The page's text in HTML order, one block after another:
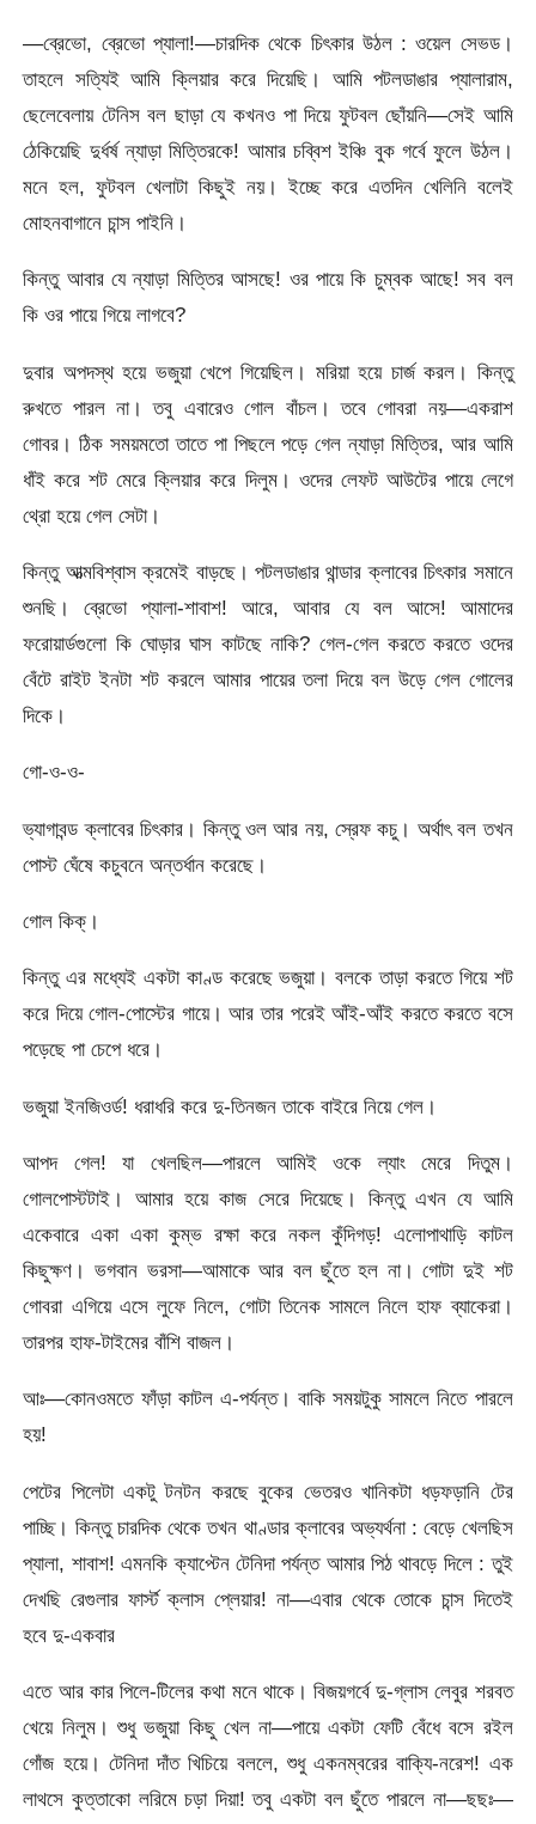
—ব্রেভো, ব্রেভো প্যালা!—চারদিক থেকে চিৎকার উঠল : ওয়েল সেভড।
তাহলে সত্যিই আমি ক্লিয়ার করে দিয়েছি। আমি পটলডাঙার প্যালারাম,
ছেলেবেলায় টেনিস বল ছাড়া যে কখনও পা দিয়ে ফুটবল ছোঁয়নি—সেই আমি
ঠেকিয়েছি দুর্ধর্ষ ন্যাড়া মিত্তিরকে! আমার চব্বিশ ইঞ্চি বুক গর্বে ফুলে উঠল।
মনে হল, ফুটবল খেলাটা কিছুই নয়। ইচ্ছে করে এতদিন খেলিনি বলেই
মোহনবাগানে চান্স পাইনি।
কিন্তু আবার যে ন্যাড়া মিত্তির আসছে! ওর পায়ে কি চুম্বক আছে! সব বল
কি ওর পায়ে গিয়ে লাগবে?
দুবার অপদস্থ হয়ে ভজুয়া খেপে গিয়েছিল। মরিয়া হয়ে চার্জ করল। কিন্তু
রুখতে পারল না। তবু এবারেও গোল বাঁচল। তবে গোবরা নয়—একরাশ
গোবর। ঠিক সময়মতো তাতে পা পিছলে পড়ে গেল ন্যাড়া মিত্তির, আর আমি
ধাঁই করে শট মেরে ক্লিয়ার করে দিলুম। ওদের লেফট আউটের পায়ে লেগে
থ্রো হয়ে গেল সেটা।
কিন্তু আত্মবিশ্বাস ক্রমেই বাড়ছে। পটলডাঙার থান্ডার ক্লাবের চিৎকার সমানে
শুনছি। ব্রেভো প্যালা-শাবাশ! আরে, আবার যে বল আসে! আমাদের
ফরোয়ার্ডগুলো কি ঘোড়ার ঘাস কাটছে নাকি? গেল-গেল করতে করতে ওদের
বেঁটে রাইট ইনটা শট করলে আমার পায়ের তলা দিয়ে বল উড়ে গেল গোলের
দিকে।
গো-ও-ও-
ভ্যাগাবন্ড ক্লাবের চিৎকার। কিন্তু ওল আর নয়, স্রেফ কচু। অর্থাৎ বল তখন
পোস্ট ঘেঁষে কচুবনে অন্তর্ধান করেছে।
গোল কিক্‌।
কিন্তু এর মধ্যেই একটা কাণ্ড করেছে ভজুয়া। বলকে তাড়া করতে গিয়ে শট
করে দিয়ে গোল-পোস্টের গায়ে। আর তার পরেই আঁই-আঁই করতে করতে বসে
পড়েছে পা চেপে ধরে।
ভজুয়া ইনজিওর্ড! ধরাধরি করে দু-তিনজন তাকে বাইরে নিয়ে গেল।
আপদ গেল! যা খেলছিল—পারলে আমিই ওকে ল্যাং মেরে দিতুম।
গোলপোস্টটাই। আমার হয়ে কাজ সেরে দিয়েছে। কিন্তু এখন যে আমি
একেবারে একা একা কুম্ভ রক্ষা করে নকল কুঁদিগড়! এলোপাথাড়ি কাটল
কিছুক্ষণ। ভগবান ভরসা—আমাকে আর বল ছুঁতে হল না। গোটা দুই শট
গোবরা এগিয়ে এসে লুফে নিলে, গোটা তিনেক সামলে নিলে হাফ ব্যাকেরা।
তারপর হাফ-টাইমের বাঁশি বাজল।
আঃ—কোনওমতে ফাঁড়া কাটল এ-পর্যন্ত। বাকি সময়টুকু সামলে নিতে পারলে
হয়!
পেটের পিলেটা একটু টনটন করছে বুকের ভেতরও খানিকটা ধড়ফড়ানি টের
পাচ্ছি। কিন্তু চারদিক থেকে তখন থাণ্ডার ক্লাবের অভ্যর্থনা : বেড়ে খেলছিস
প্যালা, শাবাশ! এমনকি ক্যাপ্টেন টেনিদা পর্যন্ত আমার পিঠ থাবড়ে দিলে : তুই
দেখছি রেগুলার ফার্স্ট ক্লাস প্লেয়ার! না—এবার থেকে তোকে চান্স দিতেই
হবে দু-একবার
এতে আর কার পিলে-টিলের কথা মনে থাকে। বিজয়গর্বে দু-গ্লাস লেবুর শরবত
খেয়ে নিলুম। শুধু ভজুয়া কিছু খেল না—পায়ে একটা ফেটি বেঁধে বসে রইল
গোঁজ হয়ে। টেনিদা দাঁত খিচিয়ে বললে, শুধু একনম্বরের বাক্যি-নরেশ! এক
লাথসে কুত্তাকো লরিমে চড়া দিয়া! তবু একটা বল ছুঁতে পারলে না—ছছঃ—